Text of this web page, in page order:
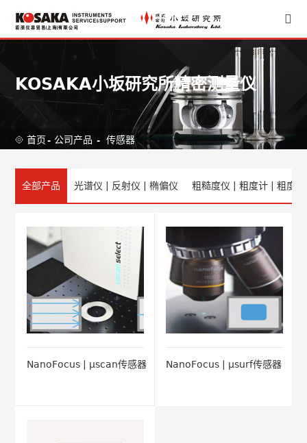
KOSAKA小坂研究所精密测量仪
首页 - 公司产品 - 传感器
全部产品 光谱仪 | 反射仪 | 椭偏仪 粗糙度仪 | 粗度计 | 粗度仪
NanoFocus | μscan传感器 NanoFocus | μsurf传感器